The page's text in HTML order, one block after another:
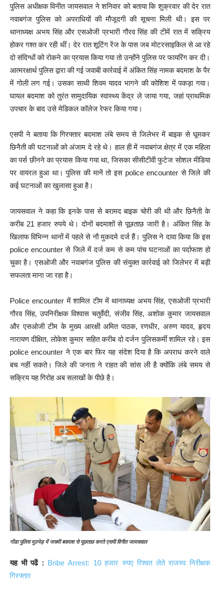
पुलिस अधीक्षक विनीत जायसवाल ने शनिवार को बताया कि शुक्रवार की देर रात
नवाबगंज पुलिस को अपराधियों की मौजूदगी की सूचना मिली थी। इस पर
थानाध्यक्ष अभय सिंह और एसओजी प्रभारी गौरव सिंह की टीमें रात में सक्रिय
होकर गश्त कर रही थीं। देर रात शूटिंग रेंज के पास जब मोटरसाइकिल से आ रहे
दो संदिग्धों को रोकने का प्रयास किया गया तो उन्होंने पुलिस पर फायरिंग कर दी।
आत्मरक्षार्थ पुलिस द्वारा की गई जवाबी कार्रवाई में अंकित सिंह नामक बदमाश के पैर
में गोली लग गई। उसका साथी शिवम यादव भागने की कोशिश में पकड़ा गया।
घायल बदमाश को तुरंत सामुदायिक स्वास्थ्य केंद्र ले जाया गया, जहां प्राथमिक
उपचार के बाद उसे मेडिकल कॉलेज रेफर किया गया।
एसपी ने बताया कि गिरफ्तार बदमाश लंबे समय से जिलेभर में बाइक से घूमकर
छिनैती की घटनाओं को अंजाम दे रहे थे। हाल ही में नवाबगंज क्षेत्र में एक महिला
का पर्स छीनने का प्रयास किया गया था, जिसका सीसीटीवी फुटेज सोशल मीडिया
पर वायरल हुआ था। पुलिस की मानें तो इस police encounter से जिले की
कई घटनाओं का खुलासा हुआ है।
जायसवाल ने कहा कि इनके पास से बरामद बाइक चोरी की थी और छिनैती के
करीब 21 हजार रुपये थे। दोनों बदमाशों से पूछताछ जारी है। अंकित सिंह के
खिलाफ विभिन्न थानों में पहले से नौ मुकदमे दर्ज हैं। पुलिस ने दावा किया कि इस
police encounter से जिले में दर्ज कम से कम पांच घटनाओं का पर्दाफाश हो
चुका है। एसओजी और नवाबगंज पुलिस की संयुक्त कार्रवाई को जिलेभर में बड़ी
सफलता माना जा रहा है।
Police encounter में शामिल टीम में थानाध्यक्ष अभय सिंह, एसओजी प्रभारी
गौरव सिंह, उपनिरीक्षक विश्वास चतुर्वेदी, संजीव सिंह, अशोक कुमार जायसवाल
और एसओजी टीम के मुख्य आरक्षी अमित पाठक, रणधीर, अरुण यादव, हृदय
नारायण दीक्षित, लोकेश कुमार सहित करीब दो दर्जन पुलिसकर्मी शामिल रहे। इस
police encounter ने एक बार फिर यह संदेश दिया है कि अपराध करने वाले
बच नहीं सकते। जिले की जनता ने राहत की सांस ली है क्योंकि लंबे समय से
सक्रिय यह गिरोह अब सलाखों के पीछे है।
गोंडा पुलिस मुठभेड़ में जख्मी बदमाश से पूछताछ करते एसपी विनीत जायसवाल
यह भी पढें : Bribe Arrest: 10 हजार रुपए रिश्वत लेते राजस्व निरीक्षक
गिरफ्तार